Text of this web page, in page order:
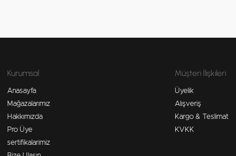
Kurumsal
Anasayfa
Mağazalarımız
Hakkımızda
Pro Üye
sertifikalarimiz
Müşteri İlişkileri
Üyelik
Alışveriş
Kargo & Teslimat
KVKK